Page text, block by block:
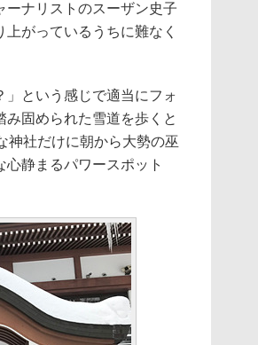
ナリストのスーザン史子
がっているうちに難なく
という感じで適当にフォ
固められた雪道を歩くと
神社だけに朝から大勢の巫
静まるパワースポット